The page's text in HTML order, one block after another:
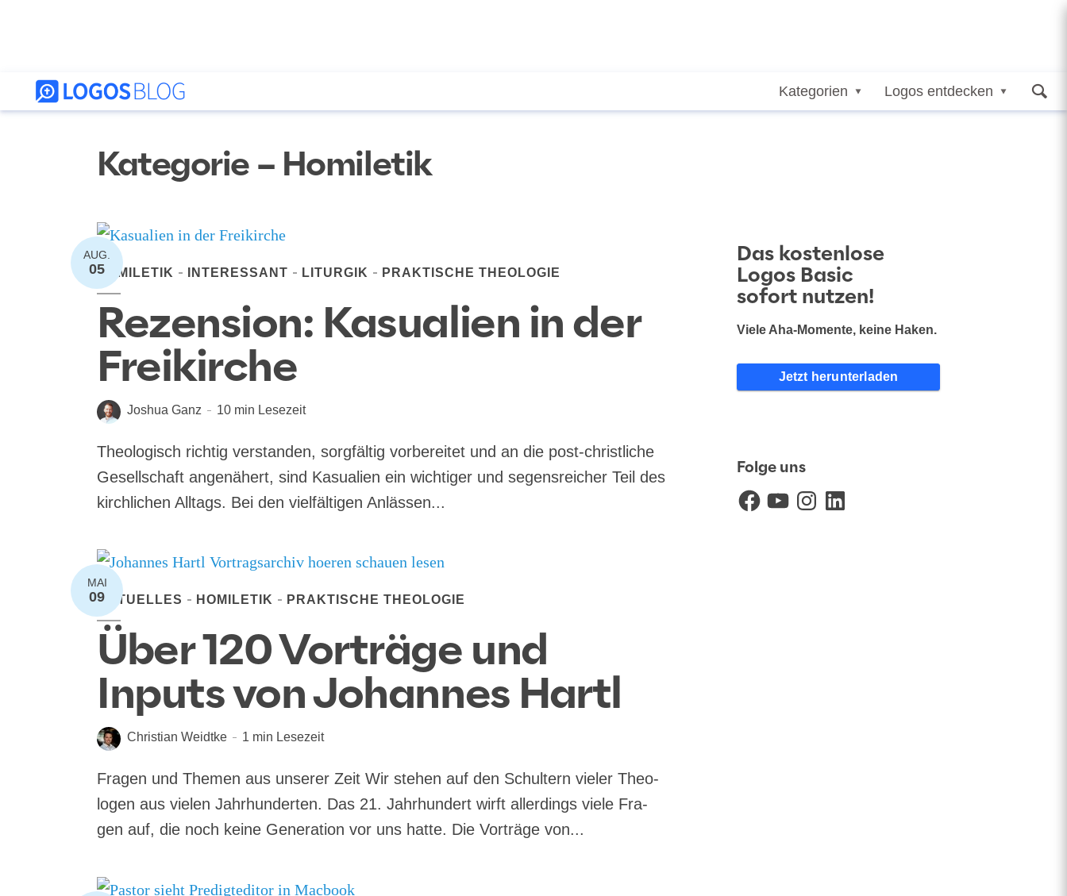
Kategorien Logos entdecken
Kategorie – Homiletik
AUG.
05HOMILETIK INTERESSANT LITURGIK PRAKTISCHE THEOLOGIE
Rezension: Kasualien in der
Freikirche
Joshua Ganz 10 min Lesezeit
Theo­lo­gisch rich­tig ver­stan­den, sorg­fäl­tig vor­be­rei­tet und an die post-christ­li­che
Gesell­schaft ange­nä­hert, sind Kasua­li­en ein wich­ti­ger und segens­rei­cher Teil des
kirch­li­chen All­tags. Bei den viel­fäl­ti­gen Anläs­sen...
MAI
09AKTUELLES HOMILETIK PRAKTISCHE THEOLOGIE
Über 120 Vorträge und
Inputs von Johannes Hartl
Christian Weidtke 1 min Lesezeit
Fragen und Themen aus unserer Zeit Wir ste­hen auf den Schul­tern vie­ler Theo­
lo­gen aus vie­len Jahr­hun­der­ten. Das 21. Jahr­hun­dert wirft aller­dings vie­le Fra­
gen auf, die noch kei­ne Gene­ra­ti­on vor uns hatte. Die Vor­trä­ge von...
Das kostenlose
Logos Basic
sofort nutzen!
Viele Aha-Momente, keine Haken.
Jetzt herunterladen
Folge uns
FacebookYouTubeInstagramLinkedIn